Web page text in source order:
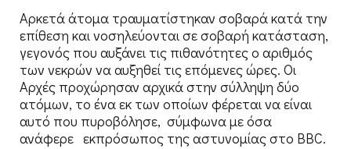
Αρκετά άτομα τραυματίστηκαν σοβαρά κατά την
επίθεση και νοσηλεύονται σε σοβαρή κατάσταση,
γεγονός που αυξάνει τις πιθανότητες ο αριθμός
των νεκρών να αυξηθεί τις επόμενες ώρες. Οι
Αρχές προχώρησαν αρχικά στην σύλληψη δύο
ατόμων, το ένα εκ των οποίων φέρεται να είναι
αυτό που πυροβόλησε, σύμφωνα με όσα
ανάφερε εκπρόσωπος της αστυνομίας στο BBC.